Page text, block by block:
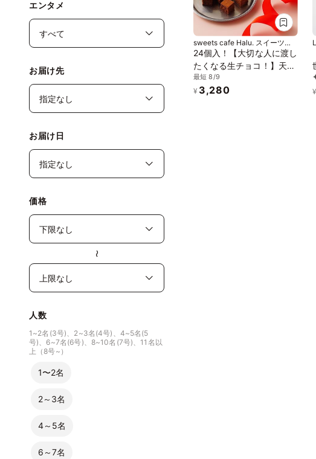
エンタメ
お届け先
お届け日
価格
〜
人数
1~2名(3号)、2~3名(4号)、4~5名(5
号)、6~7名(6号)、8~10名(7号)、11名以
上（8号~）
1〜2名
2～3名
4～5名
6～7名
sweets cafe Halu. スイーツカ
フェハル
24個入！【大切な人に渡し
たくなる生チョコ！】天使
のショコラ グルテンフリ
ー
最短 8/9
¥ 3,280 ¥